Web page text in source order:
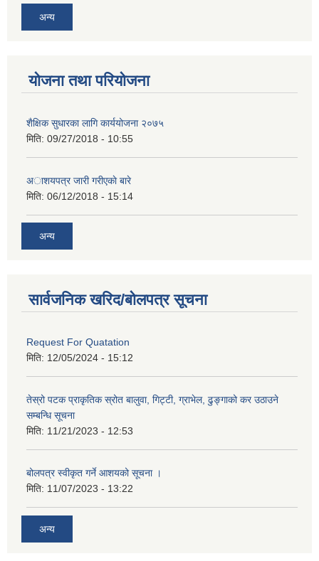
अन्य
योजना तथा परियोजना
शैक्षिक सुधारका लागि कार्ययोजना २०७५
मिति: 09/27/2018 - 10:55
अाशयपत्र जारी गरीएकाे बारे
मिति: 06/12/2018 - 15:14
अन्य
सार्वजनिक खरिद/बोलपत्र सूचना
Request For Quatation
मिति: 12/05/2024 - 15:12
तेस्रो पटक प्राकृतिक स्रोत बालुवा, गिट्टी, ग्राभेल, ढुङ्गाको कर उठाउने
सम्बन्धि सूचना
मिति: 11/21/2023 - 12:53
बोलपत्र स्वीकृत गर्ने आशयको सूचना ।
मिति: 11/07/2023 - 13:22
अन्य